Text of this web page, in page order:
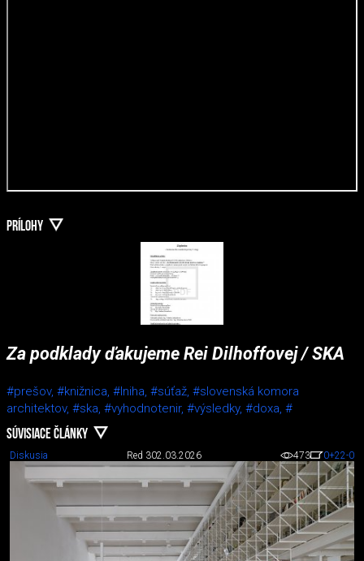
PRÍLOHY
Za podklady ďakujeme Rei Dilhoffovej / SKA
#prešov, #knižnica, #lniha, #súťaž, #slovenská komora
architektov, #ska, #vyhodnotenir, #výsledky, #doxa, #
SÚVISIACE ČLÁNKY
Diskusia Red 302.03.2026 473 0+22-0